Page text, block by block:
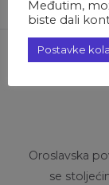
Oroslavska
se
Međutim,
biste dali
Postavke